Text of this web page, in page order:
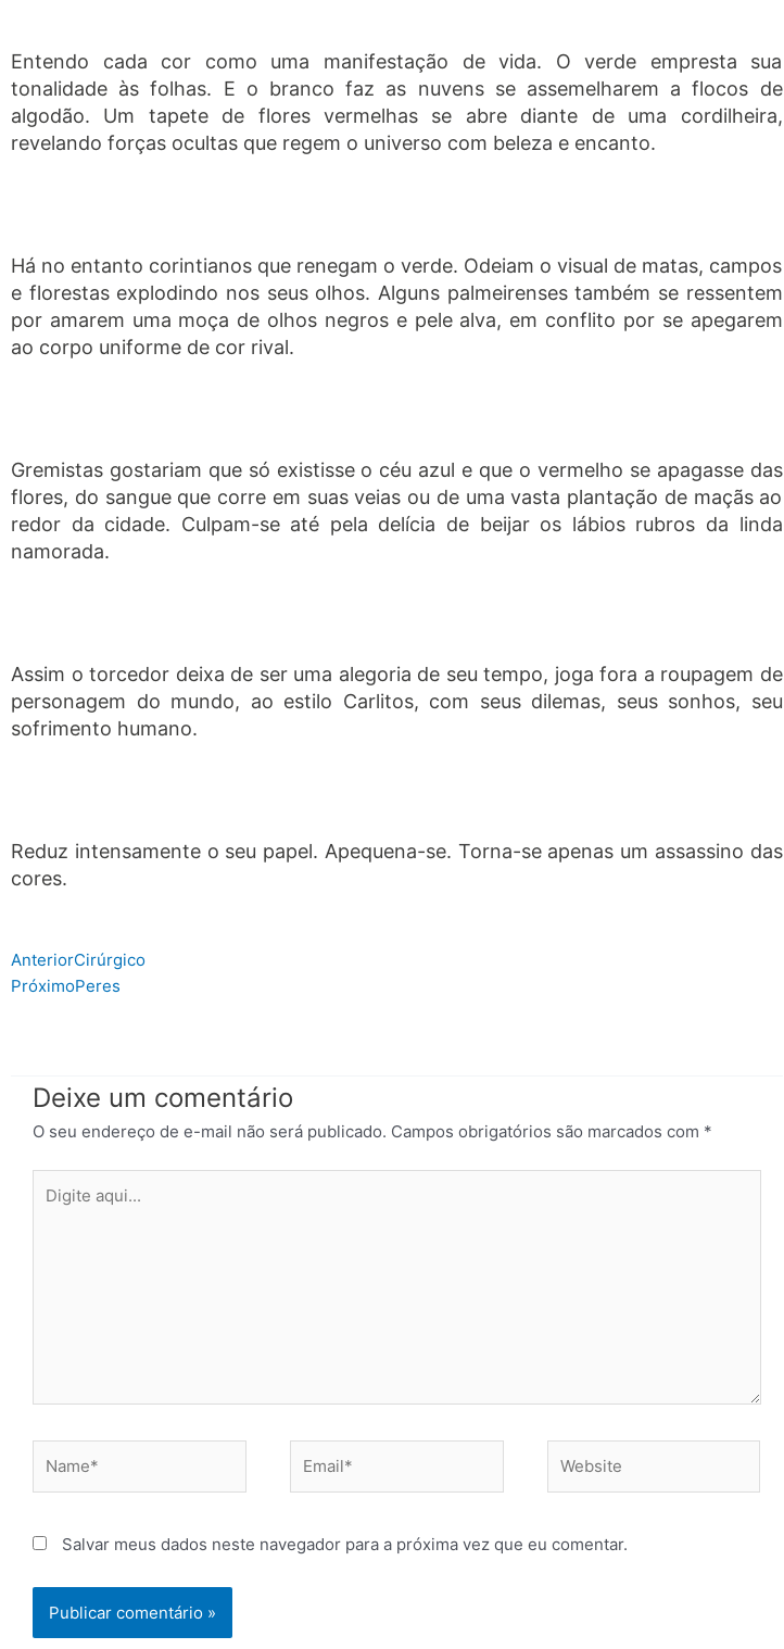
Entendo cada cor como uma manifestação de vida. O verde empresta sua
tonalidade às folhas. E o branco faz as nuvens se assemelharem a flocos de
algodão. Um tapete de flores vermelhas se abre diante de uma cordilheira,
revelando forças ocultas que regem o universo com beleza e encanto.
Há no entanto corintianos que renegam o verde. Odeiam o visual de matas, campos
e florestas explodindo nos seus olhos. Alguns palmeirenses também se ressentem
por amarem uma moça de olhos negros e pele alva, em conflito por se apegarem
ao corpo uniforme de cor rival.
Gremistas gostariam que só existisse o céu azul e que o vermelho se apagasse das
flores, do sangue que corre em suas veias ou de uma vasta plantação de maçãs ao
redor da cidade. Culpam-se até pela delícia de beijar os lábios rubros da linda
namorada.
Assim o torcedor deixa de ser uma alegoria de seu tempo, joga fora a roupagem de
personagem do mundo, ao estilo Carlitos, com seus dilemas, seus sonhos, seu
sofrimento humano.
Reduz intensamente o seu papel. Apequena-se. Torna-se apenas um assassino das
cores.
Prev
AnteriorCirúrgico
PróximoPeres
Next
Deixe um comentário
O seu endereço de e-mail não será publicado. Campos obrigatórios são marcados com *
aqui...
Salvar meus dados neste navegador para a próxima vez que eu comentar.